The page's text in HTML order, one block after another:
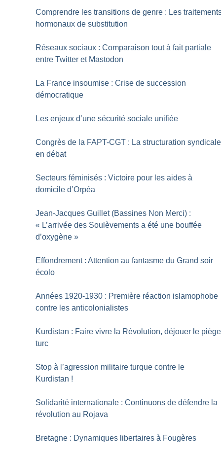
Comprendre les transitions de genre : Les
hormonaux de substitution
Réseaux sociaux : Comparaison tout à fait partiale
entre Twitter et Mastodon
La France insoumise : Crise de succession
démocratique
Les enjeux d’une sécurité sociale unifiée
Congrès de la FAPT-CGT : La structuration syndicale
en débat
Secteurs féminisés : Victoire pour les aides à
domicile d’Orpéa
Jean-Jacques Guillet (Bassines Non Merci) :
« L’arrivée des Soulèvements a été une bouffée
d’oxygène »
Effondrement : Attention au fantasme du Grand soir
écolo
Années 1920-1930 : Première réaction islamophobe
contre les anticolonialistes
Kurdistan : Faire vivre la Révolution, déjouer le piège
turc
Stop à l’agression militaire turque contre le
Kurdistan !
Solidarité internationale : Continuons de défendre la
révolution au Rojava
Bretagne : Dynamiques libertaires à Fougères